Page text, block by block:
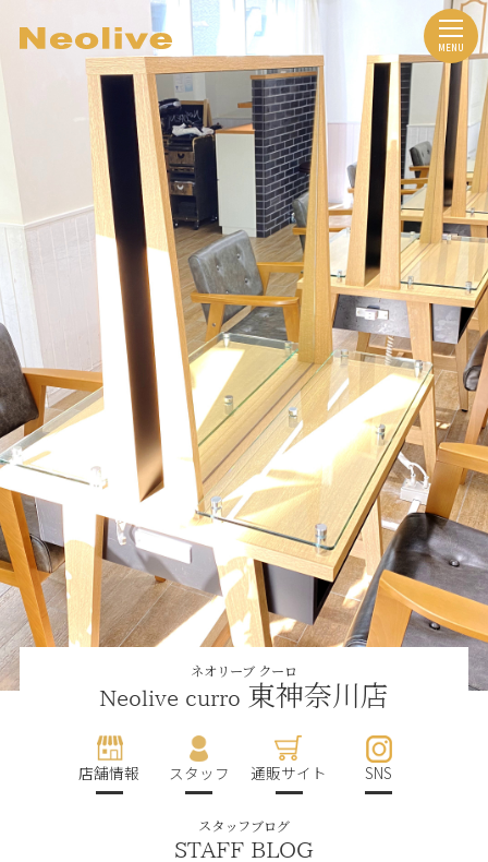
ネオリーブ クーロ
Neolive curro 東神奈川店
店舗情報 スタッフ 通販サイト SNS
スタッフブログ
STAFF BLOG